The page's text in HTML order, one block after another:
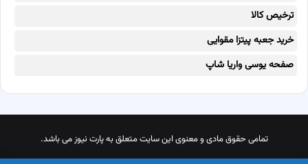
ترخیص کالا
خرید جعبه پیتزا مقوایی
صفحه یوسی واریا شاپ
تمامی حقوق مادی و معنوی این سایت متعلق به پارت نیوز می باشد.